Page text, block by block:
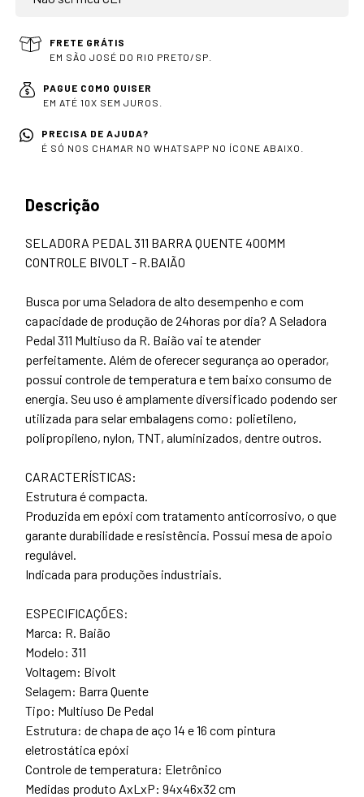
FRETE GRÁTIS
EM SÃO JOSÉ DO RIO PRETO/SP.
PAGUE COMO QUISER
EM ATÉ 10X SEM JUROS.
PRECISA DE AJUDA?
É SÓ NOS CHAMAR NO WHATSAPP NO ÍCONE ABAIXO.
Descrição
SELADORA PEDAL 311 BARRA QUENTE 400MM
CONTROLE BIVOLT - R.BAIÃO
Busca por uma Seladora de alto desempenho e com
capacidade de produção de 24horas por dia? A Seladora
Pedal 311 Multiuso da R. Baião vai te atender
perfeitamente. Além de oferecer segurança ao operador,
possui controle de temperatura e tem baixo consumo de
energia. Seu uso é amplamente diversificado podendo ser
utilizada para selar embalagens como: polietileno,
polipropileno, nylon, TNT, aluminizados, dentre outros.
CARACTERÍSTICAS:
Estrutura é compacta.
Produzida em epóxi com tratamento anticorrosivo, o que
garante durabilidade e resistência. Possui mesa de apoio
regulável.
Indicada para produções industriais.
ESPECIFICAÇÕES:
Marca: R. Baião
Modelo: 311
Voltagem: Bivolt
Selagem: Barra Quente
Tipo: Multiuso De Pedal
Estrutura: de chapa de aço 14 e 16 com pintura
eletrostática epóxi
Controle de temperatura: Eletrônico
Medidas produto AxLxP: 94x46x32 cm